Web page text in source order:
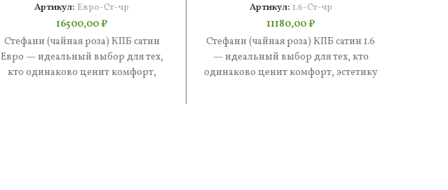
Артикул: Евро-Ст-чр
16500,00₽
Стефани (чайная роза) КПБ сатин
Евро — идеальный выбор для тех,
кто одинаково ценит комфорт,
Артикул: 1.6-Ст-чр
11180,00₽
Стефани (чайная роза) КПБ сатин 1.6
— идеальный выбор для тех, кто
одинаково ценит комфорт, эстетику